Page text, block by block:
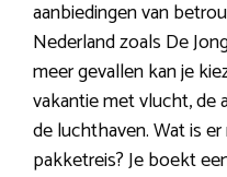
aanbiedingen van
Nederland zoals De
meer gevallen kan je
vakantie met vlucht, de
de luchthaven. Wat is
pakketreis? Je boekt